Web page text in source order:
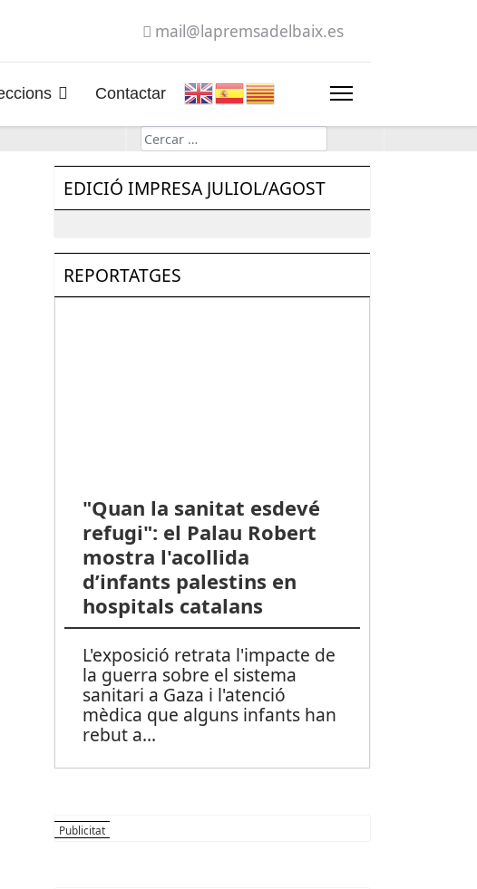
mail@lapremsadelbaix.es
Contactar
Cerca
EDICIÓ IMPRESA JULIOL/AGOST
REPORTATGES
"Quan la sanitat esdevé
refugi": el Palau Robert
mostra l'acollida
d’infants palestins en
hospitals catalans
L'exposició retrata l'impacte de
la guerra sobre el sistema
sanitari a Gaza i l'atenció
mèdica que alguns infants han
rebut a...